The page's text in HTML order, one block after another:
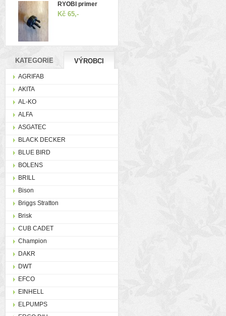
RYOBI primer
Kč 65,-
KATEGORIE VÝROBCI
AGRIFAB
AKITA
AL-KO
ALFA
ASGATEC
BLACK DECKER
BLUE BIRD
BOLENS
BRILL
Bison
Briggs Stratton
Brisk
CUB CADET
Champion
DAKR
DWT
EFCO
EINHELL
ELPUMPS